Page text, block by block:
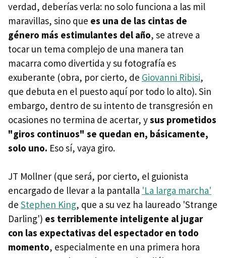
verdad, deberías verla: no solo funciona a las mil
maravillas, sino que es una de las cintas de
género más estimulantes del año, se atreve a
tocar un tema complejo de una manera tan
macarra como divertida y su fotografía es
exuberante (obra, por cierto, de Giovanni Ribisi,
que debuta en el puesto aquí por todo lo alto). Sin
embargo, dentro de su intento de transgresión en
ocasiones no termina de acertar, ysus prometidos
"giros continuos" se quedan en, básicamente,
solo uno. Eso sí, vaya giro.
JT Mollner (que será, por cierto, el guionista
encargado de llevar a la pantalla 'La larga marcha'
de Stephen King, que a su vez ha laureado 'Strange
Darling') es terriblemente inteligente al jugar
con las expectativas del espectador en todo
momento, especialmente en una primera hora